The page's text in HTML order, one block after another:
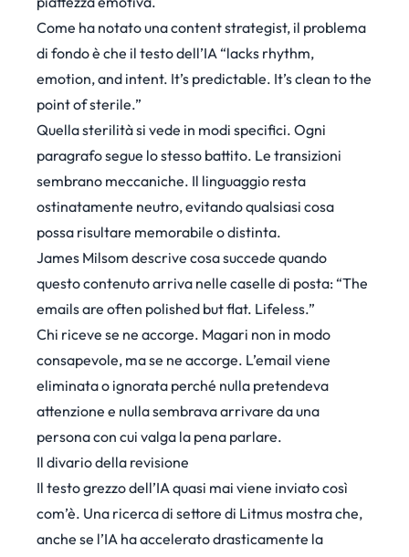
Come ha notato una content strategist, il problema
di fondo è che il testo dell’IA “lacks rhythm,
emotion, and intent. It’s predictable. It’s clean to the
point of sterile.”
Quella sterilità si vede in modi specifici. Ogni
paragrafo segue lo stesso battito. Le transizioni
sembrano meccaniche. Il linguaggio resta
ostinatamente neutro, evitando qualsiasi cosa
possa risultare memorabile o distinta.
James Milsom descrive cosa succede quando
questo contenuto arriva nelle caselle di posta: “The
emails are often polished but flat. Lifeless.”
Chi riceve se ne accorge. Magari non in modo
consapevole, ma se ne accorge. L’email viene
eliminata o ignorata perché nulla pretendeva
attenzione e nulla sembrava arrivare da una
persona con cui valga la pena parlare.
Il divario della revisione
Il testo grezzo dell’IA quasi mai viene inviato così
com’è. Una ricerca di settore di Litmus mostra che,
anche se l’IA ha accelerato drasticamente la